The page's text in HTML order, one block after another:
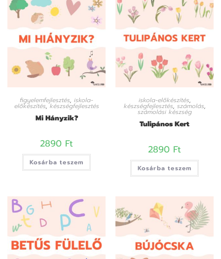
figyelemfejlesztés, iskola-
előkészítés,készségfejlesztés
Mi Hányzik?
2890 Ft
Kosárba teszem
iskola-előkészítés,
készségfejlesztés, számolás,
számolási készség
Tulipános Kert
2890 Ft
Kosárba teszem